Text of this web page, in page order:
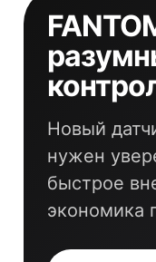
Новый
нужен
быстрое
экономика